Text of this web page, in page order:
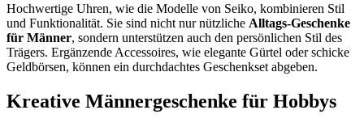
Hochwertige Uhren, wie die Modelle von Seiko, kombinieren Stil
und Funktionalität. Sie sind nicht nur nützliche Alltags-Geschenke
für Männer, sondern unterstützen auch den persönlichen Stil des
Trägers. Ergänzende Accessoires, wie elegante Gürtel oder schicke
Geldbörsen, können ein durchdachtes Geschenkset abgeben.
Kreative Männergeschenke für Hobbys